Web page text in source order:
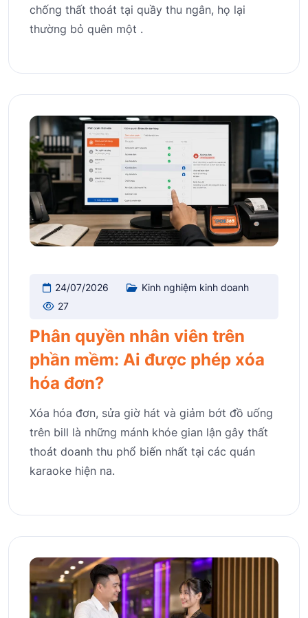
chống thất thoát tại quầy thu ngân, họ lại
thường bỏ quên một .
24/07/2026
Kinh nghiệm kinh doanh
27
Phân quyền nhân viên trên
phần mềm: Ai được phép xóa
hóa đơn?
Xóa hóa đơn, sửa giờ hát và giảm bớt đồ uống
trên bill là những mánh khóe gian lận gây thất
thoát doanh thu phổ biến nhất tại các quán
karaoke hiện na.